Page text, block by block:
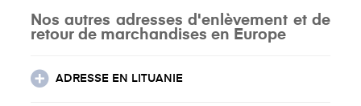
Nos autres adresses d'enlèvement et de
retour de marchandises en Europe
ADRESSE EN LITUANIE